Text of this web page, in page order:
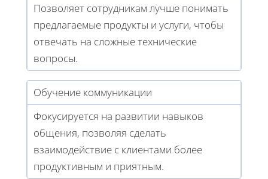
Позволяет сотрудникам лучше понимать
предлагаемые продукты и услуги, чтобы
отвечать на сложные технические
вопросы.
Обучение коммуникации
Фокусируется на развитии навыков
общения, позволяя сделать
взаимодействие с клиентами более
продуктивным и приятным.